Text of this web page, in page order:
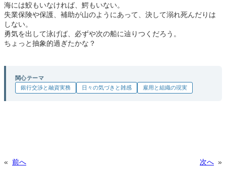
海には鮫もいなければ、鰐もいない。
失業保険や保護、補助が山のようにあって、決して溺れ死んだりは
しない。
勇気を出して泳げば、必ずや次の船に辿りつくだろう。
ちょっと抽象的過ぎたかな？
関心テーマ
銀行交渉と融資実務
日々の気づきと雑感 雇用と組織の現実
« 前へ 次へ »